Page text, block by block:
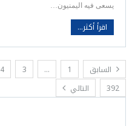
يسعى فيه اليمنيون…
اقرأ أكثر...
السابق 1
…
3
4
392
التالي